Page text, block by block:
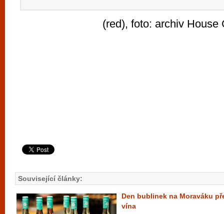
(red), foto: archiv House
Související články:
Den bublinek na Moraváku
vína